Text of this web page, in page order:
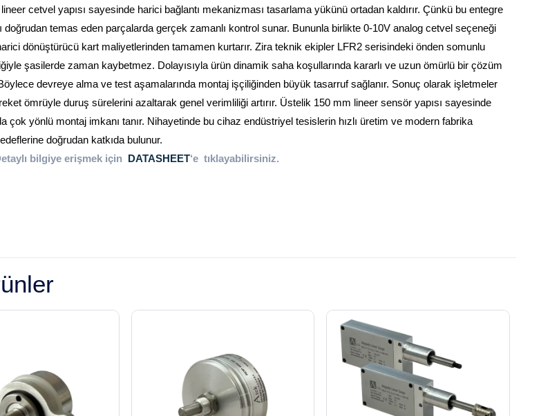
cetvel yapısı sayesinde harici bağlantı mekanizması tasarlama yükünü ortadan kaldırır. Çünkü bu entegre
doğrudan temas eden parçalarda gerçek zamanlı kontrol sunar. Bununla birlikte 0-10V analog cetvel seçeneği
dönüştürücü kart maliyetlerinden tamamen kurtarır. Zira teknik ekipler LFR2 serisindeki önden somunlu
şasilerde zaman kaybetmez. Dolayısıyla ürün dinamik saha koşullarında kararlı ve uzun ömürlü bir çözüm
devreye alma ve test aşamalarında montaj işçiliğinden büyük tasarruf sağlanır. Sonuç olarak işletmeler
ömrüyle duruş sürelerini azaltarak genel verimliliği artırır. Üstelik 150 mm lineer sensör yapısı sayesinde
çok yönlü montaj imkanı tanır. Nihayetinde bu cihaz endüstriyel tesislerin hızlı üretim ve modern fabrika
doğrudan katkıda bulunur.
bilgiye erişmek için DATASHEET‘e tıklayabilirsiniz.